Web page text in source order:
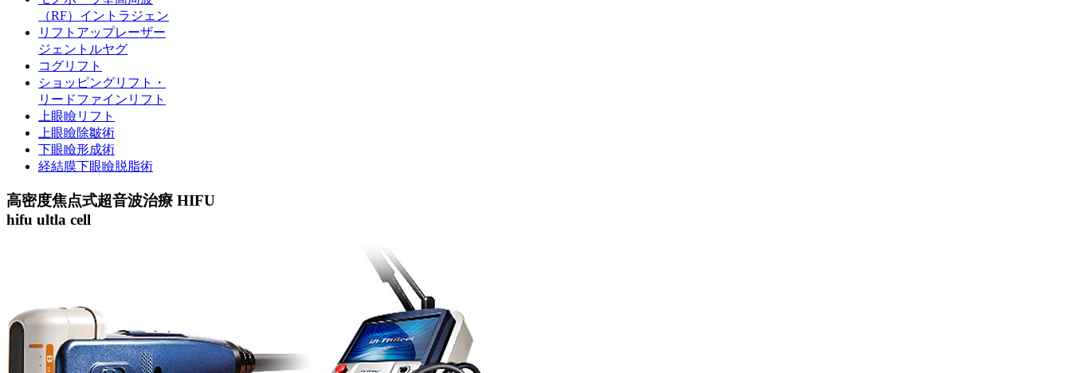
（RF）イントラジェン
リフトアップレーザー
ジェントルヤグ
コグリフト
ショッピングリフト・
リードファインリフト
上眼瞼リフト
上眼瞼除皺術
下眼瞼形成術
経結膜下眼瞼脱脂術
高密度焦点式超音波治療 HIFU
hifu ultla cell